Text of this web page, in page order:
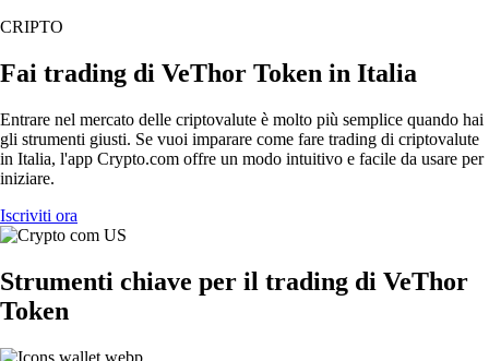
CRIPTO
Fai trading di VeThor Token in Italia
Entrare nel mercato delle criptovalute è molto più semplice quando hai
gli strumenti giusti. Se vuoi imparare come fare trading di criptovalute
in Italia, l'app Crypto.com offre un modo intuitivo e facile da usare per
iniziare.
Iscriviti ora
Strumenti chiave per il trading di VeThor
Token